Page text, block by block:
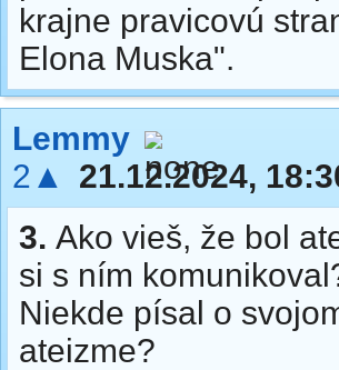
krajne pravicovú
Elona Muska".
Lemmy
2▲
21.12.2024,
3. Ako vieš, že bol
si s ním
Niekde písal o
ateizme?